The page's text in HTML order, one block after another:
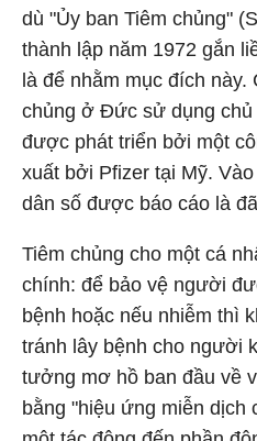
dù "Ủy ban Tiêm chủng"
thành lập năm 1972 gắn
là để nhằm mục đích
chủng ở Đức sử dụng chủ
được phát triển bởi một
xuất bởi Pfizer tại Mỹ.
dân số được báo cáo là
Tiêm chủng cho một cá
chính: để bảo vệ người
bệnh hoặc nếu nhiễm thì
tránh lây bệnh cho người
tưởng mơ hồ ban đầu về
bằng "hiệu ứng miễn